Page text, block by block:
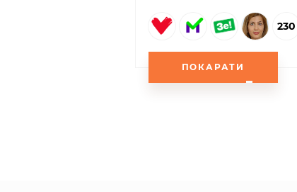
230
ПОКАРАТИ